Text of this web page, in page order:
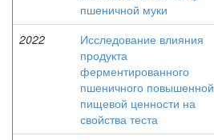
пшеничной муки
2022
Исследование влияния
продукта
ферментированного
пшеничного повышенной
пищевой ценности на
свойства теста